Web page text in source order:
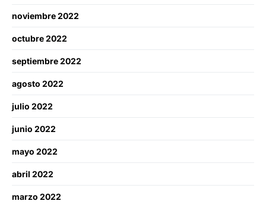
noviembre 2022
octubre 2022
septiembre 2022
agosto 2022
julio 2022
junio 2022
mayo 2022
abril 2022
marzo 2022